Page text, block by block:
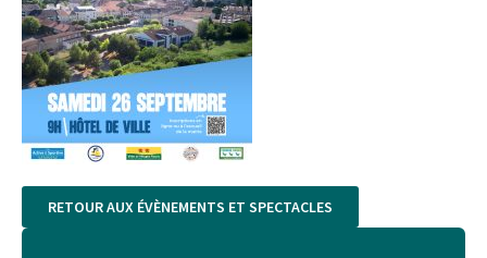
RETOUR AUX ÉVÈNEMENTS ET SPECTACLES